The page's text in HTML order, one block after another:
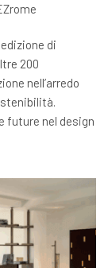
di
200
nell’arredo
future nel design